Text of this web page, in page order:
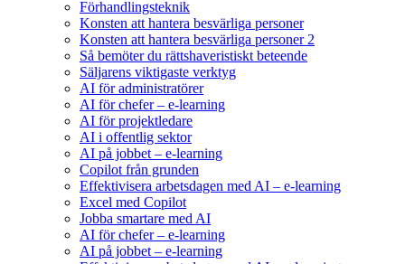
Förhandlingsteknik
Konsten att hantera besvärliga personer
Konsten att hantera besvärliga personer 2
Så bemöter du rättshaveristiskt beteende
Säljarens viktigaste verktyg
AI för administratörer
AI för chefer – e-learning
AI för projektledare
AI i offentlig sektor
AI på jobbet – e-learning
Copilot från grunden
Effektivisera arbetsdagen med AI – e-learning
Excel med Copilot
Jobba smartare med AI
AI för chefer – e-learning
AI på jobbet – e-learning